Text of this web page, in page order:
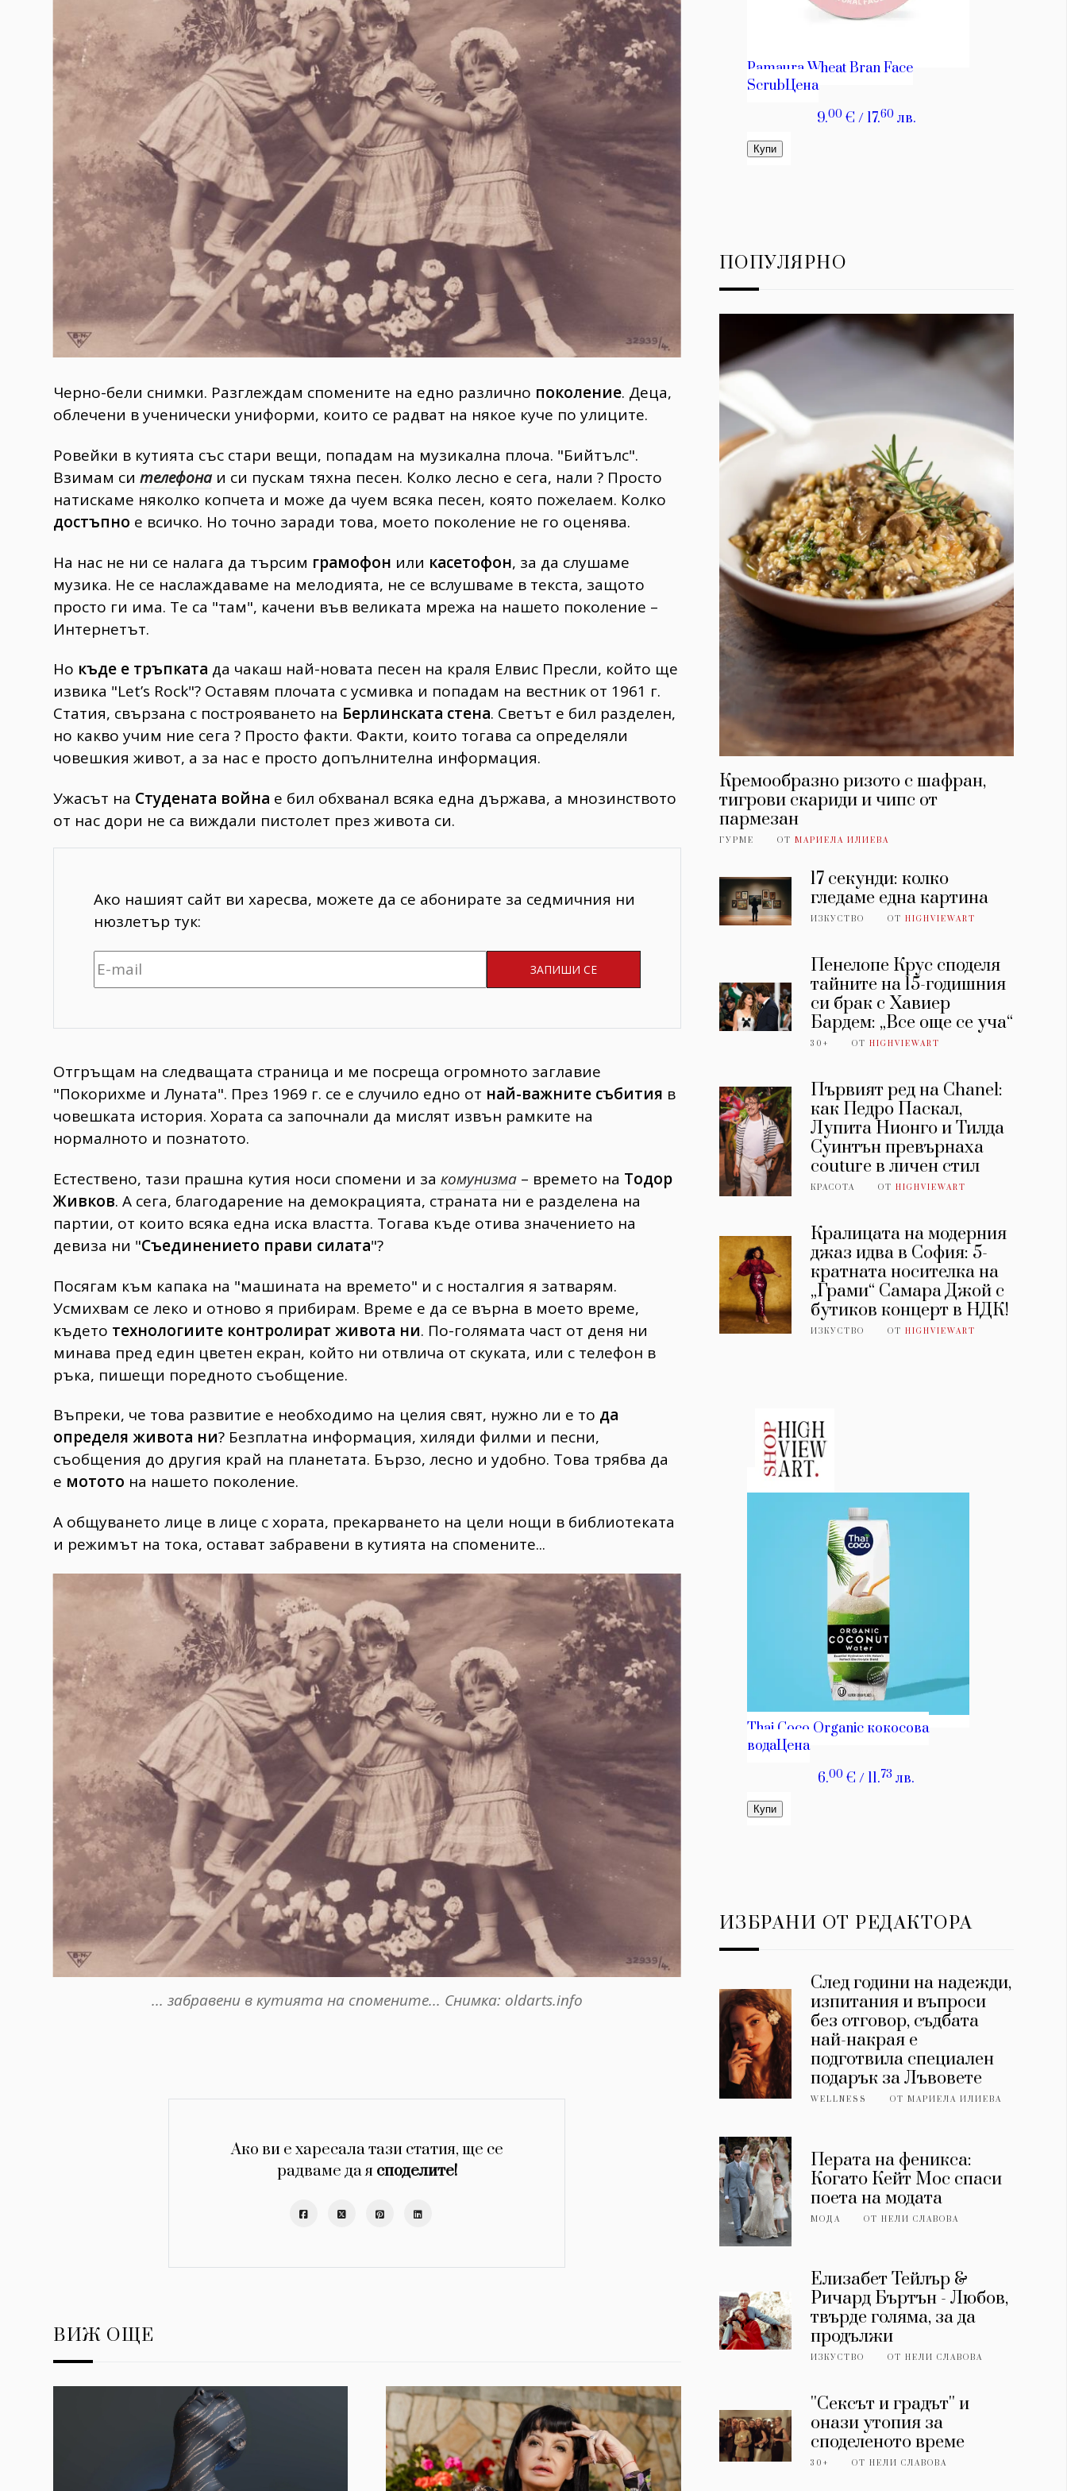
Пътувай
Здраве 389
Gentlemen
Wellness 1816
ПОСЛЕДВАЙТЕ
Черно-бели снимки. Разглеждам спомените на едно различно поколение. Деца,
облечени в ученически униформи, които се радват на някое куче по улиците.
Ровейки в кутията със стари вещи, попадам на музикална плоча. "Бийтълс".
Взимам си телефонаи си пускам тяхна песен. Колко лесно е сега, нали ? Просто
натискаме няколко копчета и може да чуем всяка песен, която пожелаем. Колко
достъпно е всичко. Но точно заради това, моето поколение не го оценява.
На нас не ни се налага да търсим грамофон или касетофон, за да слушаме
музика. Не се наслаждаваме на мелодията, не се вслушваме в текста, защото
просто ги има. Те са "там", качени във великата мрежа на нашето поколение –
Интернетът.
Но къде е тръпката да чакаш най-новата песен на краля Елвис Пресли, който ще
извика "Let’s Rock"? Оставям плочата с усмивка и попадам на вестник от 1961 г.
Статия, свързана с построяването на Берлинската стена. Светът е бил разделен,
но какво учим ние сега ? Просто факти. Факти, които тогава са определяли
човешкия живот, а за нас е просто допълнителна информация.
Ужасът на Студената война е бил обхванал всяка една държава, а мнозинството
от нас дори не са виждали пистолет през живота си.
Ако нашият сайт ви харесва, можете да се абонирате за седмичния ни
нюзлетър тук:
Отгръщам на следващата страница и ме посреща огромното заглавие
"Покорихме и Луната". През 1969 г. се е случило едно от най-важните събития в
човешката история. Хората са започнали да мислят извън рамките на
нормалното и познатото.
Естествено, тази прашна кутия носи спомени и за комунизма – времето на Тодор
Живков. А сега, благодарение на демокрацията, страната ни е разделена на
партии, от които всяка една иска властта. Тогава къде отива значението на
девиза ни "Съединението прави силата"?
Посягам към капака на "машината на времето" и с носталгия я затварям.
Усмихвам се леко и отново я прибирам. Време е да се върна в моето време,
където технологиите контролират живота ни. По-голямата част от деня ни
минава пред един цветен екран, който ни отвлича от скуката, или с телефон в
ръка, пишещи поредното съобщение.
Въпреки, че това развитие е необходимо на целия свят, нужно ли е то да
определя живота ни? Безплатна информация, хиляди филми и песни,
съобщения до другия край на планетата. Бързо, лесно и удобно. Това трябва да
е мотото на нашето поколение.
А общуването лице в лице с хората, прекарването на цели нощи в библиотеката
и режимът на тока, остават забравени в кутията на спомените...
... забравени в кутията на спомените... Снимка: oldarts.info
Ако ви е харесала тази статия, ще се
радваме да я споделите!
ВИЖ ОЩЕ
ПОПУЛЯРНО
Кремообразно ризото с шафран,
тигрови скариди и чипс от
пармезан
ГУРМЕ ОТ МАРИЕЛА ИЛИЕВА
17 секунди: колко
гледаме една картина
ИЗКУСТВО ОТHIGHVIEWART
Пенелопе Крус споделя
тайните на 15-годишния
си брак с Хавиер
Бардем: „Все още се уча“
30+ ОТHIGHVIEWART
Първият ред на Chanel:
как Педро Паскал,
Лупита Нионго и Тилда
Суинтън превърнаха
couture в личен стил
КРАСОТА ОТHIGHVIEWART
Кралицата на модерния
джаз идва в София: 5-
кратната носителка на
„Грами“ Самара Джой с
бутиков концерт в НДК!
ИЗКУСТВО ОТHIGHVIEWART
ИЗБРАНИ ОТ РЕДАКТОРА
След години на надежди,
изпитания и въпроси
без отговор, съдбата
най-накрая е
подготвила специален
подарък за Лъвовете
WELLNESS ОТМАРИЕЛА ИЛИЕВА
Перата на феникса:
Когато Кейт Мос спаси
поета на модата
МОДА ОТНЕЛИ СЛАВОВА
Елизабет Тейлър &
Ричард Бъртън - Любов,
твърде голяма, за да
продължи
ИЗКУСТВО ОТНЕЛИ СЛАВОВА
''Сексът и градът'' и
онази утопия за
споделеното време
30+ ОТНЕЛИ СЛАВОВА